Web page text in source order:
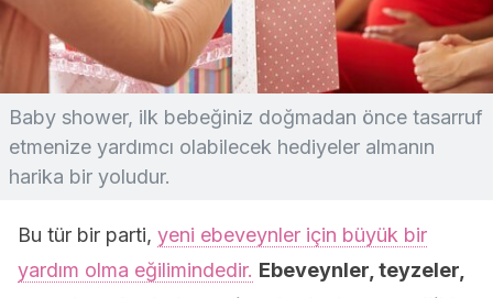
Baby shower, ilk bebeğiniz doğmadan önce tasarruf
etmenize yardımcı olabilecek hediyeler almanın
harika bir yoludur.
Bu tür bir parti, yeni ebeveynler için büyük bir
yardım olma eğilimindedir. Ebeveynler, teyzeler,